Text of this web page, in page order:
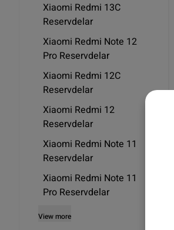
Xiaomi Redmi 13C
Reservdelar
Xiaomi Redmi Note 12
Pro Reservdelar
Xiaomi Redmi 12C
Reservdelar
Xiaomi Redmi 12
Reservdelar
Xiaomi Redmi Note 11
Reservdelar
Xiaomi Redmi Note 11
Pro Reservdelar
View more